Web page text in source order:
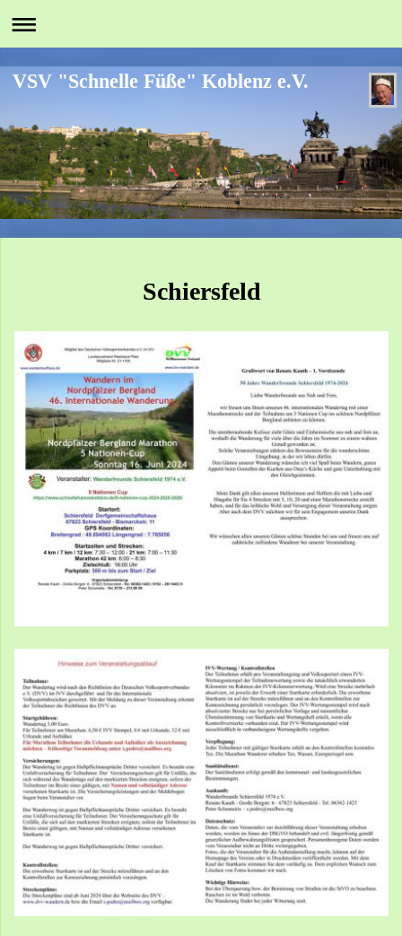
VSV "Schnelle Füße" Koblenz e.V.
Schiersfeld